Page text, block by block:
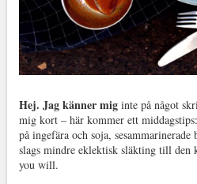
Hej. Jag känner miginte på något
mig kort – här kommer ett
på ingefära och soja,
slags mindre eklektisk släkting till den
you will.